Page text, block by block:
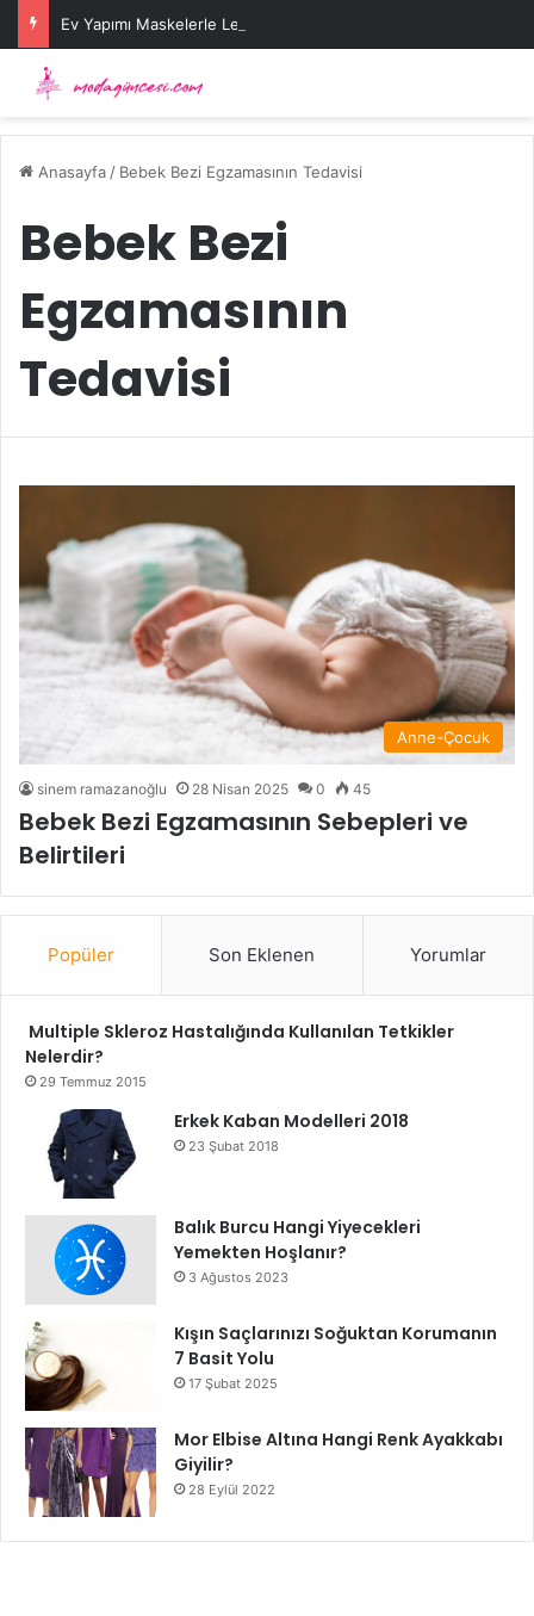
Ev Yapımı Maskelerle Leke Sorununa Çözüm Önerileri
Anasayfa / Bebek Bezi Egzamasının Tedavisi
Bebek Bezi
Egzamasının
Tedavisi
Anne-Çocuk
sinem ramazanoğlu 28 Nisan 2025 0 45
Bebek Bezi Egzamasının Sebepleri ve
Belirtileri
Popüler Son Eklenen Yorumlar
Multiple Skleroz Hastalığında Kullanılan Tetkikler
Nelerdir?
29 Temmuz 2015
Erkek Kaban Modelleri 2018
23 Şubat 2018
Balık Burcu Hangi Yiyecekleri
Yemekten Hoşlanır?
3 Ağustos 2023
Kışın Saçlarınızı Soğuktan Korumanın
7 Basit Yolu
17 Şubat 2025
Mor Elbise Altına Hangi Renk Ayakkabı
Giyilir?
28 Eylül 2022